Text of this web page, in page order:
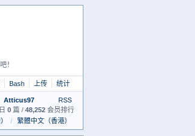
！
Bash 上传 统计
Atticus97
RSS
0 篇 / 48,252 会员排行
/ 繁體中文（香港）